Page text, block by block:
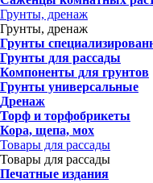
Грунты, дренаж
Грунты, дренаж
Грунты
Грунты для рассады
Компоненты для грунтов
Грунты универсальные
Дренаж
Торф и торфобрикеты
Кора, щепа, мох
Товары для рассады
Товары для рассады
Печатные издания